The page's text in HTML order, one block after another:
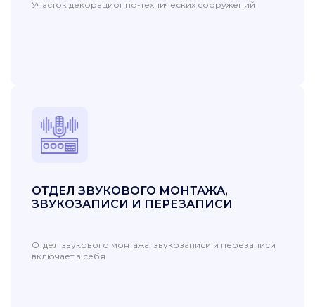
Участок декорационно-технических сооружений
ОТДЕЛ ЗВУКОВОГО МОНТАЖА,
ЗВУКОЗАПИСИ И ПЕРЕЗАПИСИ
Отдел звукового монтажа, звукозаписи и перезаписи
включает в себя